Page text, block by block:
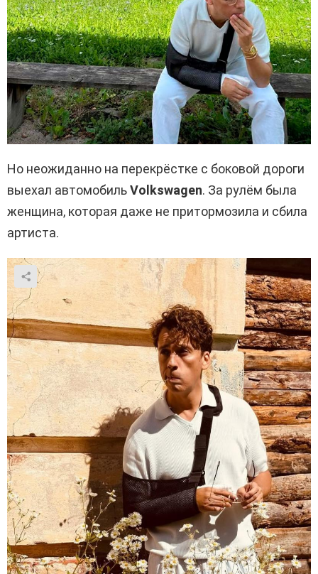
Но неожиданно на перекрёстке с боковой дороги
выехал автомобильVolkswagen. За рулём была
женщина, которая даже не притормозила и сбила
артиста.